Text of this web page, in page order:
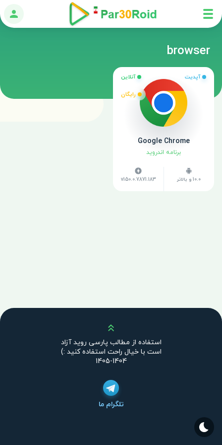
ورود
browser
آپدیت آنلاین
رایگان
Google Chrome
برنامه اندروید
10.0 و بالاتر v150.0.7871.183
بالا
استفاده از مطالب پارسی روید آزاد
است با خیال راحت استفاده کنید :)
1404-1405
تلگرام ما